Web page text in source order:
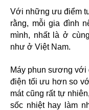
Với những ưu điểm
rằng, mỗi gia đình
mình, nhất là ở
như ở Việt Nam.
Máy phun sương với
điện tối ưu hơn so
mát cũng rất tự
sốc nhiệt hay làm